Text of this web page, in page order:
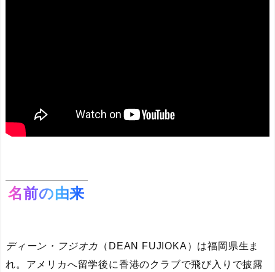
名前の由来
ディーン・フジオカ （DEAN FUJIOKA）は福岡県生ま
れ。アメリカへ留学後に香港のクラブで飛び入りで披露